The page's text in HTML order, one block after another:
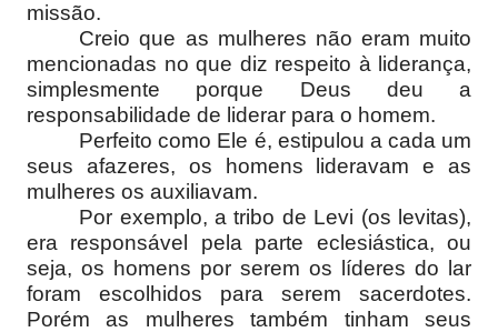
missão.
Creio que as mulheres não eram muito
mencionadas no que diz respeito à liderança,
simplesmente porque Deus deu a
responsabilidade de liderar para o homem.
Perfeito como Ele é, estipulou a cada um
seus afazeres, os homens lideravam e as
mulheres os auxiliavam.
Por exemplo, a tribo de Levi (os levitas),
era responsável pela parte eclesiástica, ou
seja, os homens por serem os líderes do lar
foram escolhidos para serem sacerdotes.
Porém as mulheres também tinham seus